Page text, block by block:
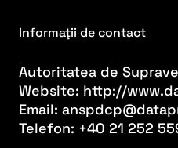
Informaţii de contact
Autoritatea de
Website: http://
Email:
Telefon: +40 21 252